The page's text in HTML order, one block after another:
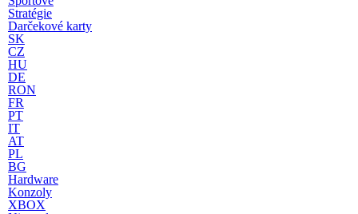
Stratégie
Darčekové karty
SK
CZ
HU
DE
RON
FR
PT
IT
AT
PL
BG
Hardware
Konzoly
XBOX